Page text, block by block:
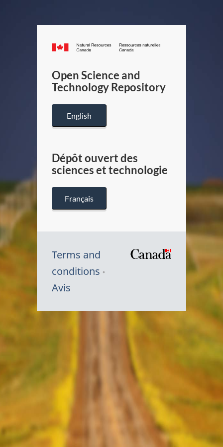
Canada.ca
/
Canada
Open Science and
Technology Repository
English
Dépôt ouvert des
sciences et technologie
Français
Terms and
conditions
Avis
Symbole
Canada